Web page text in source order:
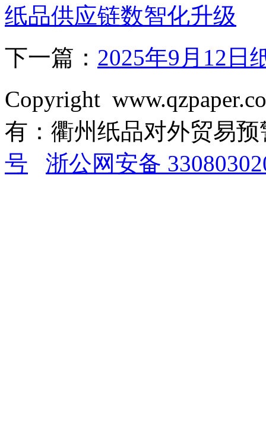
纸品供应链数智化升级
下一篇： 2025年9月12日
Copyright
有：衢州纸品对外贸易
号
浙公网安备